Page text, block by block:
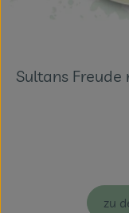
Sultans
zu